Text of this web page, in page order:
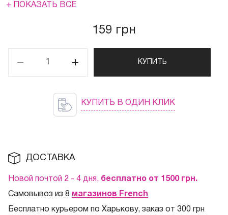
+ ПОКАЗАТЬ ВСЕ
159 грн
КУПИТЬ
КУПИТЬ В ОДИН КЛИК
ДОСТАВКА
Новой почтой 2 - 4 дня, бесплатно от 1500 грн.
Самовывоз из 8 магазинов French
Бесплатно курьером по Харькову, заказ от 300 грн